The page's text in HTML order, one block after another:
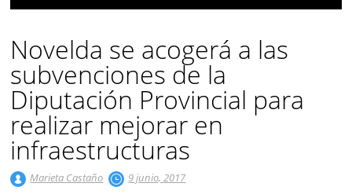
Novelda se acogerá a las
subvenciones de la
Diputación Provincial para
realizar mejorar en
infraestructuras
Marieta Castaño 9 junio, 2017